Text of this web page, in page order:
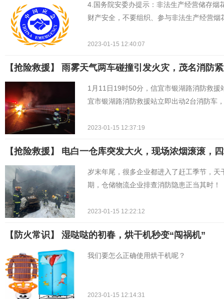
4.国务院安委办提示：非法生产经营储存烟
财产安全，不要组织、参与非法生产经营
2023-01-15 12:40:07
【抢险救援】 雨雾天气两车碰撞引发火灾，茂名消防
1月11日19时50分，信宜市银湖路消防救
宜市银湖路消防救援站立即出动2台消防车
2023-01-15 12:37:19
【抢险救援】 电白一仓库突发大火，现场浓烟滚滚，
岁末年尾，很多企业都进入了赶工季节，
期，仓储物流企业排查消防隐患正当其时！
2023-01-15 12:22:12
【防火常识】 湿哒哒的初春，烘干机秒变“闯祸机”
我们要怎么正确使用烘干机呢？
2023-01-15 12:14:31